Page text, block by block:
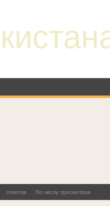
ответов По числу просмотров